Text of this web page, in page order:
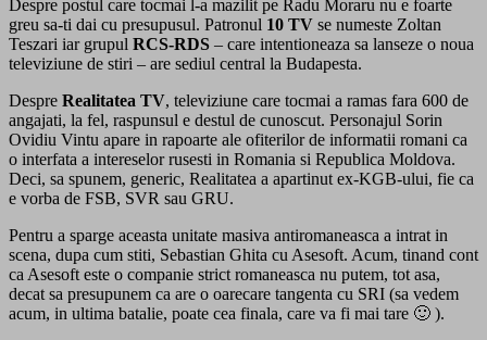
Despre postul care tocmai l-a mazilit pe Radu Moraru nu e foarte
greu sa-ti dai cu presupusul. Patronul 10 TV se numeste Zoltan
Teszari iar grupul RCS-RDS – care intentioneaza sa lanseze o noua
televiziune de stiri – are sediul central la Budapesta.
Despre Realitatea TV, televiziune care tocmai a ramas fara 600 de
angajati, la fel, raspunsul e destul de cunoscut. Personajul Sorin
Ovidiu Vintu apare in rapoarte ale ofiterilor de informatii romani ca
o interfata a intereselor rusesti in Romania si Republica Moldova.
Deci, sa spunem, generic, Realitatea a apartinut ex-KGB-ului, fie ca
e vorba de FSB, SVR sau GRU.
Pentru a sparge aceasta unitate masiva antiromaneasca a intrat in
scena, dupa cum stiti, Sebastian Ghita cu Asesoft. Acum, tinand cont
ca Asesoft este o companie strict romaneasca nu putem, tot asa,
decat sa presupunem ca are o oarecare tangenta cu SRI (sa vedem
acum, in ultima batalie, poate cea finala, care va fi mai tare 🙂 ).